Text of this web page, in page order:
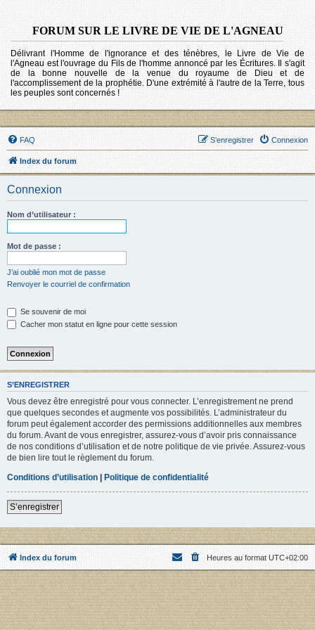
FORUM SUR LE LIVRE DE VIE DE L'AGNEAU
Délivrant l'Homme de l'ignorance et des ténèbres, le Livre de Vie de
l'Agneau est l'ouvrage du Fils de l'homme annoncé par les Écritures. Il s'agit
de la bonne nouvelle de la venue du royaume de Dieu et de
l'accomplissement de la prophétie. D'une extrémité à l'autre de la Terre, tous
les peuples sont concernés !
FAQ Connexion
S’enregistrer
Index du forum
Connexion
Nom d’utilisateur :
Mot de passe :
J’ai oublié mon mot de passe
Renvoyer le courriel de confirmation
Se souvenir de moi
Cacher mon statut en ligne pour cette session
S’ENREGISTRER
Vous devez être enregistré pour vous connecter. L’enregistrement ne prend
que quelques secondes et augmente vos possibilités. L’administrateur du
forum peut également accorder des permissions additionnelles aux membres
du forum. Avant de vous enregistrer, assurez-vous d’avoir pris connaissance
de nos conditions d’utilisation et de notre politique de vie privée. Assurez-vous
de bien lire tout le règlement du forum.
Conditions d’utilisation | Politique de confidentialité
S’enregistrer
Index du forum Heures au format UTC+02:00